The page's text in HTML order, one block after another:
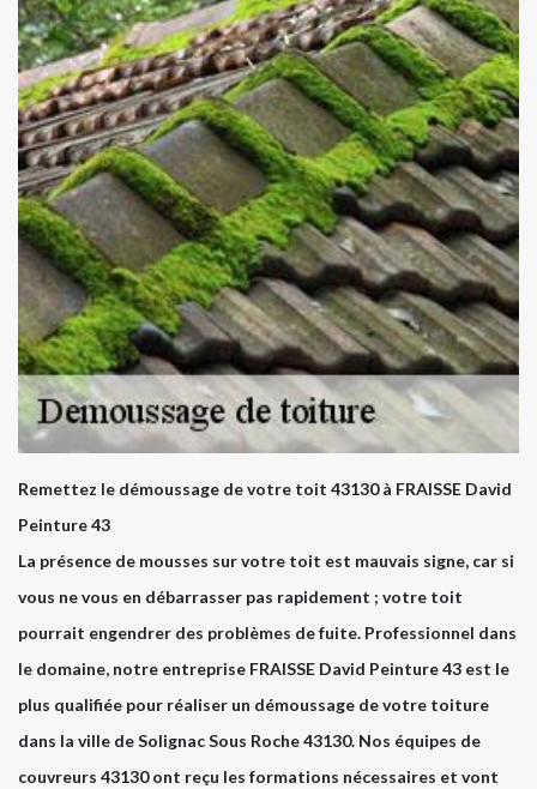
Remettez le démoussage de votre toit 43130 à FRAISSE David
Peinture 43
La présence de mousses sur votre toit est mauvais signe, car si
vous ne vous en débarrasser pas rapidement ; votre toit
pourrait engendrer des problèmes de fuite. Professionnel dans
le domaine, notre entreprise FRAISSE David Peinture 43 est le
plus qualifiée pour réaliser un démoussage de votre toiture
dans la ville de Solignac Sous Roche 43130. Nos équipes de
couvreurs 43130 ont reçu les formations nécessaires et vont